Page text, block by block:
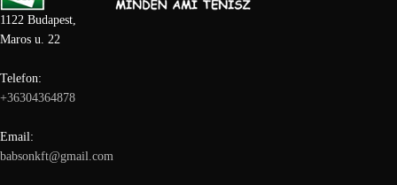
1122 Budapest,
Maros u. 22
Telefon:
+36304364878
Email:
babsonkft@gmail.com